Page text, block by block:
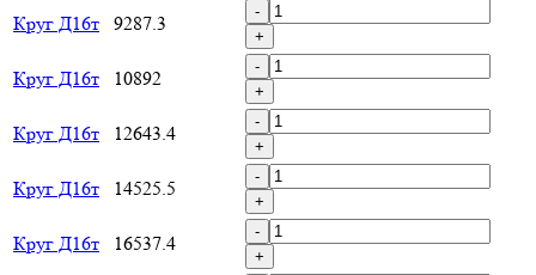
Круг Д16т 9287.3
-
+
Круг Д16т 10892
-
+
Круг Д16т 12643.4
-
+
Круг Д16т 14525.5
-
+
Круг Д16т 16537.4
-
+